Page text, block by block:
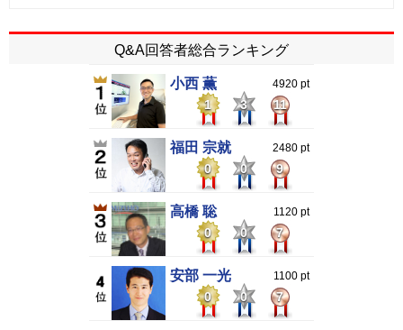
Q&A回答者総合ランキング
小西 薫 4920 pt
1 3 11
福田 宗就 2480 pt
0 0 9
高橋 聡 1120 pt
0 0 7
安部 一光 1100 pt
0 0 7